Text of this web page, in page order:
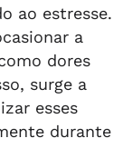
ao estresse.
a
dores
surge a
esses
durante